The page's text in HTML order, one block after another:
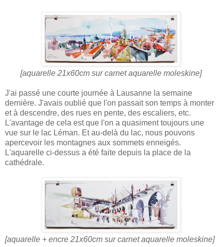
[aquarelle 21x60cm sur carnet aquarelle moleskine]
J'ai passé une courte journée à Lausanne la semaine
dernière. J'avais oublié que l'on passait son temps à monter
et à descendre, des rues en pente, des escaliers, etc.
L'avantage de cela est que l'on a quasiment toujours une
vue sur le lac Léman. Et au-delà du lac, nous pouvons
apercevoir les montagnes aux sommets enneigés.
L'aquarelle ci-dessus a été faite depuis la place de la
cathédrale.
[aquarelle + encre 21x60cm sur carnet aquarelle moleskine]